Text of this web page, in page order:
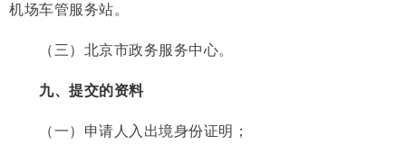
机场车管服务站。
（三）北京市政务服务中心。
九、提交的资料
（一）申请人入出境身份证明；